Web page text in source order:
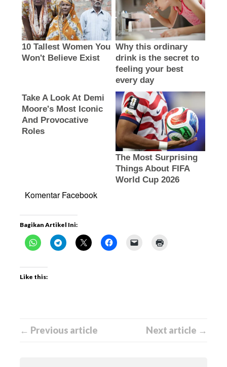
Komentar Facebook
Bagikan Artikel Ini:
Like this:
← Previous article Next article →